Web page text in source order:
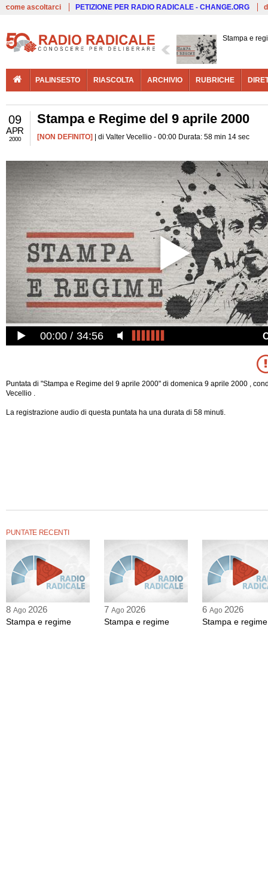
come ascoltarci PETIZIONE PER RADIO RADICALE - CHANGE.ORG
Stampa e
PALINSESTO RIASCOLTA ARCHIVIO RUBRICHE
09
APR
2000
Stampa e Regime del 9 aprile 2000
[NON DEFINITO] | di Valter Vecellio - 00:00 Durata: 58 min 14 sec
00:00 34:56
Puntata di "Stampa e Regime del 9 aprile 2000" di domenica 9 aprile 2000 ,
Vecellio .
La registrazione audio di questa puntata ha una durata di 58 minuti.
PUNTATE RECENTI
8 Ago 2026
Stampa e regime
7 Ago 2026
Stampa e regime
6 Ago 2026
Stampa e regime